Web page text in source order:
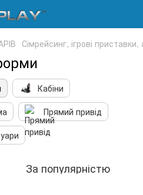
Сімрейсинг, ігрові
Кабіни
Прямий привід
За популярністю